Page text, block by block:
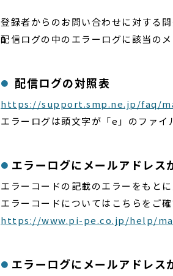
登録者からのお問い合わせに対する
配信ログの中のエラーログに該当の
配信ログの対照表
https://support.smp.ne.jp/faq/
エラーログは頭文字が「e」のファイ
エラーログにメールアドレス
エラーコードの記載のエラーをもとに
エラーコードについてはこちらをご確
https://www.pi-pe.co.jp/help/
エラーログにメールアドレス